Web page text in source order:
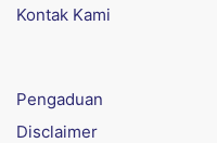
Kontak Kami
Pengaduan
Disclaimer